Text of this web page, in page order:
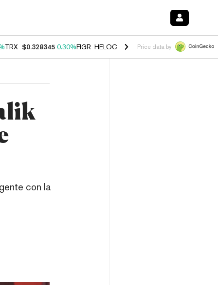
TRX $0.328345 0.30%FIGR_HELOC $1.007 -2.70%HYPE $54.48 -
Price data by
con la